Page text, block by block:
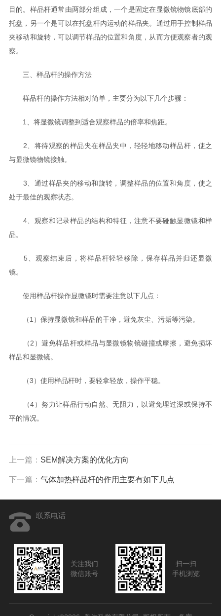
目的。样品杆通常由两部分组成，一个是固定在显微镜物镜底部的
托盘，另一个是可以在托盘杆内运动的样品夹。通过用手控制样品
夹移动和旋转，可以调节样品的位置和角度，从而方便观察者的观
察。
三、样品杆的操作方法
样品杆的操作方法相对简单，主要分为以下几个步骤：
1、将显微镜调整到适合观察样品的倍率和焦距。
2、将待观察的样品夹在样品夹中，轻轻地移动样品杆，使之
与显微镜物镜接触。
3、通过样品夹的移动和旋转，调整样品的位置和角度，使之
处于最佳的观察状态。
4、观察和记录样品的结构和特征，注意不要碰触显微镜和样
品。
5、观察结束后，将样品杆轻轻移除，保存样品并归还显微
镜。
使用样品杆操作显微镜时需要注意以下几点：
（1）保持显微镜和样品的干净，避免灰尘、污垢等污染。
（2）避免样品杆或样品与显微镜物镜碰撞或摩擦，避免损坏
样品和显微镜。
（3）使用样品杆时，要轻拿轻放，操作平稳。
（4）努力让样品行动自然、无阻力，以避免埋过深或保持不
平的情况。
上一篇： SEM解决方案的优化方向
下一篇： 气体加热样品杆的作用主要有如下几点
联系电话
关注我们
微信账号
扫一扫
手机浏览